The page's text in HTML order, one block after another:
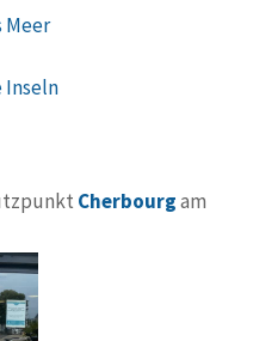
Meer
Inseln
Cherbourgam